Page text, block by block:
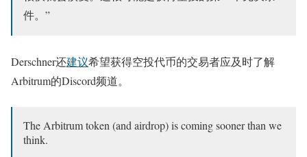
件。”
Derschner还建议希望获得空投代币的交易者应及时了解
Arbitrum的Discord频道。
The Arbitrum token (and airdrop) is coming sooner than we
think.